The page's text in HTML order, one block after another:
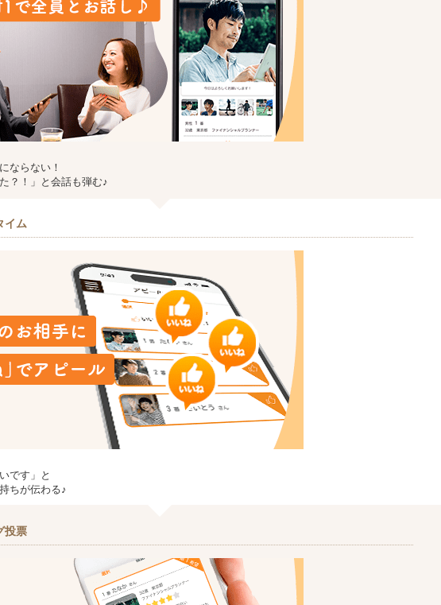
ならない！
？！」と会話も弾む♪
イム
です」と
ちが伝わる♪
投票